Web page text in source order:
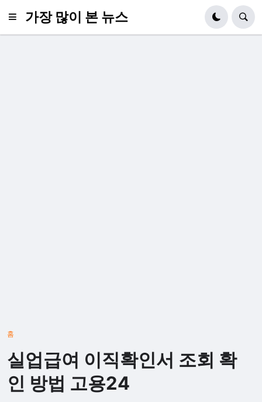
가장 많이 본 뉴스
홈
실업급여 이직확인서 조회 확
인 방법 고용24